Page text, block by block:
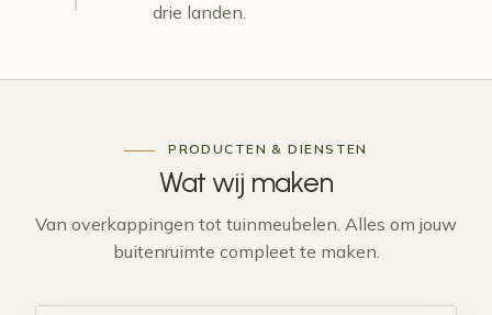
drie landen.
PRODUCTEN & DIENSTEN
Wat wij maken
Van overkappingen tot tuinmeubelen. Alles om jouw
buitenruimte compleet te maken.